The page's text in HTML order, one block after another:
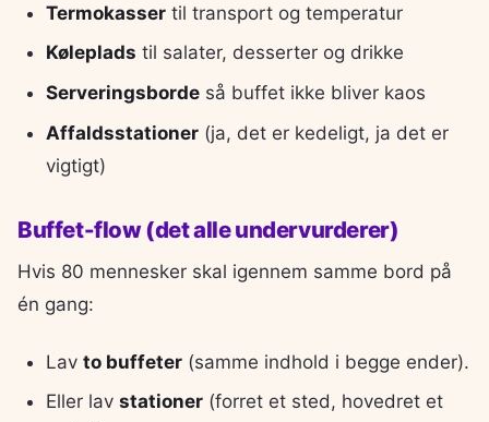
Termokassertil transport og temperatur
Køleplads til salater, desserter og drikke
Serveringsbordeså buffet ikke bliver kaos
Affaldsstationer(ja, det er kedeligt, ja det er
vigtigt)
Buffet-flow (det alle undervurderer)
Hvis 80 mennesker skal igennem samme bord på
én gang:
Lav to buffeter(samme indhold i begge ender).
Eller lav stationer(forret et sted, hovedret et